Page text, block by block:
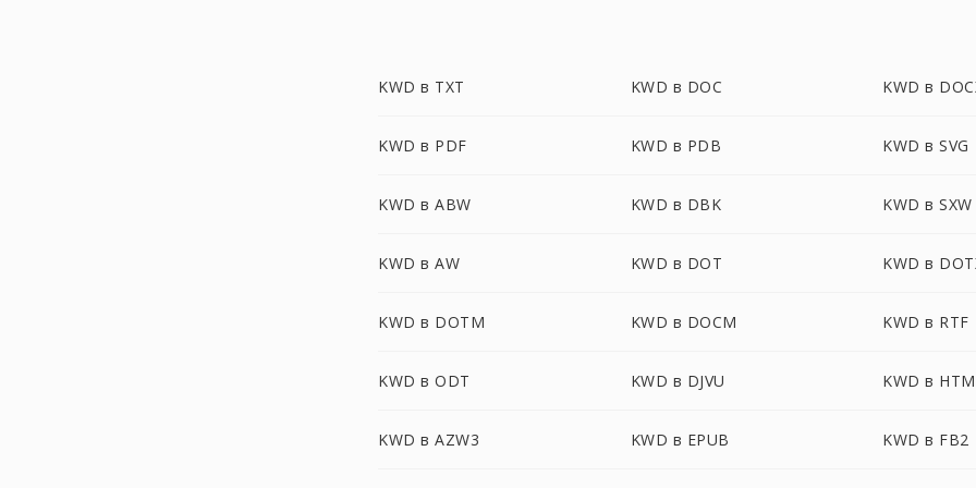
KWD в TXT KWD в DOC KWD в
KWD в PDF KWD в PDB KWD в SVG
KWD в ABW KWD в DBK KWD в SXW
KWD в AW KWD в DOT KWD в
KWD в DOTM KWD в DOCM KWD в RTF
KWD в ODT KWD в DJVU KWD в
KWD в AZW3 KWD в EPUB KWD в FB2